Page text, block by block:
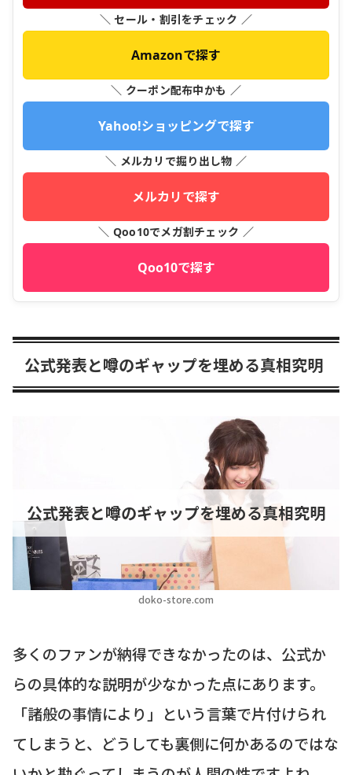
＼ セール・割引をチェック ／
Amazonで探す
＼ クーポン配布中かも ／
Yahoo!ショッピングで探す
＼ メルカリで掘り出し物 ／
メルカリで探す
＼ Qoo10でメガ割チェック ／
Qoo10で探す
公式発表と噂のギャップを埋める真相究明
doko-store.com
公式発表と噂のギャップを埋める真相究明
多くのファンが納得できなかったのは、公式か
らの具体的な説明が少なかった点にあります。
「諸般の事情により」という言葉で片付けられ
てしまうと、どうしても裏側に何かあるのではな